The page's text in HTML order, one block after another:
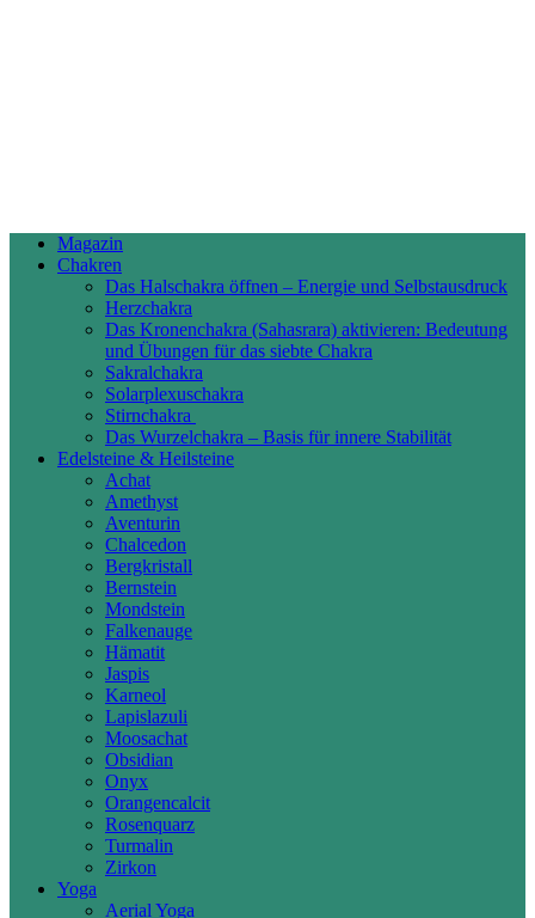
Magazin
Chakren
Das Halschakra öffnen – Energie und Selbstausdruck
Herzchakra
Das Kronenchakra (Sahasrara) aktivieren: Bedeutung
und Übungen für das siebte Chakra
Sakralchakra
Solarplexuschakra
Stirnchakra
Das Wurzelchakra – Basis für innere Stabilität
Edelsteine & Heilsteine
Achat
Amethyst
Aventurin
Chalcedon
Bergkristall
Bernstein
Mondstein
Falkenauge
Hämatit
Jaspis
Karneol
Lapislazuli
Moosachat
Obsidian
Onyx
Orangencalcit
Rosenquarz
Turmalin
Zirkon
Yoga
Aerial Yoga